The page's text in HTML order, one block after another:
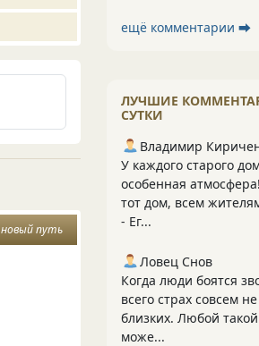
новый путь
ещё комментарии ⮕
ЛУЧШИЕ
СУТКИ
Владимир
У каждого старого
особенная
тот дом, всем
- Ег...
Ловец Снов
Когда люди боятся
всего страх совсем
близких. Любой
може...